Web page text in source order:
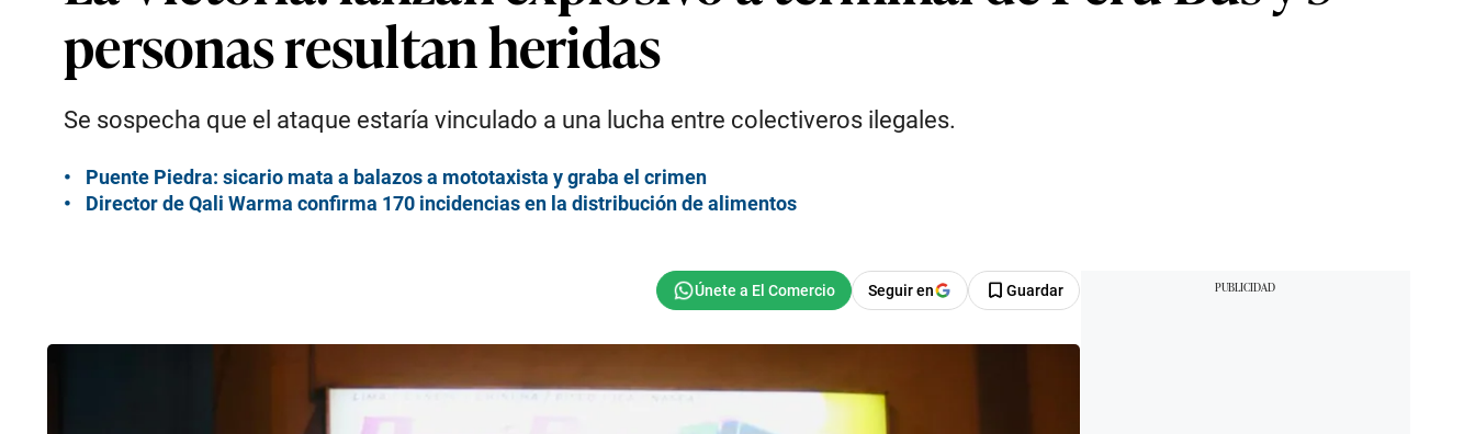
personas resultan heridas
Se sospecha que el ataque estaría vinculado a una lucha entre colectiveros ilegales.
Puente Piedra: sicario mata a balazos a mototaxista y graba el crimen
Director de Qali Warma confirma 170 incidencias en la distribución de alimentos
Seguir en Guardar